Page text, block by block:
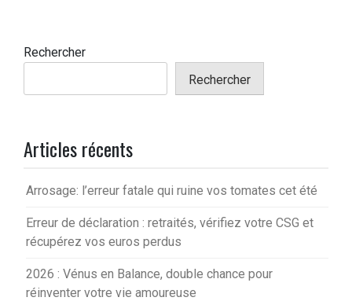
Rechercher
Rechercher
Articles récents
Arrosage: l’erreur fatale qui ruine vos tomates cet été
Erreur de déclaration : retraités, vérifiez votre CSG et
récupérez vos euros perdus
2026 : Vénus en Balance, double chance pour
réinventer votre vie amoureuse